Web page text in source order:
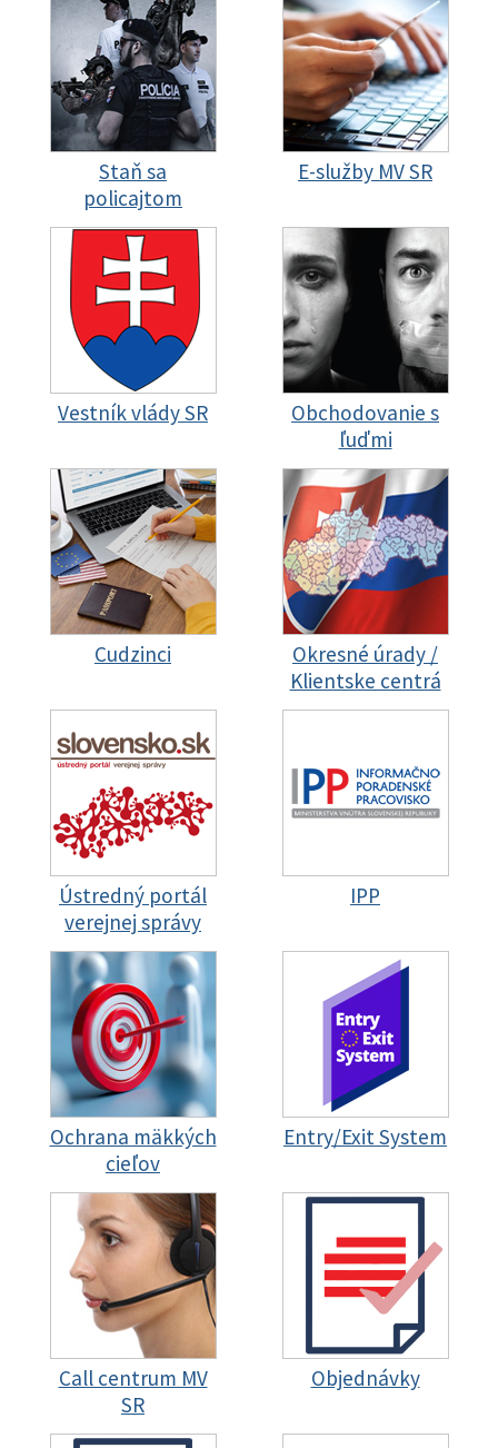
Staň sa
policajtom
E-služby MV SR
Vestník vlády SR
Obchodovanie s
ľuďmi
Cudzinci
Okresné úrady /
Klientske centrá
Ústredný portál
verejnej správy
IPP
Ochrana mäkkých
cieľov
Entry/Exit System
Call centrum MV
SR
Objednávky